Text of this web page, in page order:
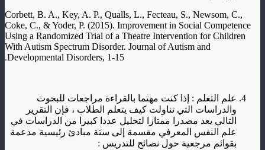
Corbett, B. A., Key, A. P., Qualls, L., Fecteau, S., Newsom, C.,
Coke, C., & Yoder, P. (2015). Improvement in Social Competence
Using a Randomized Trial of a Theatre Intervention for Children
With Autism Spectrum Disorder. Journal of Autism and
Developmental Disorders, 1-15.
علم التعلم : إذا كنت مهتما بالقراءة مراجعات للبحوث
والدراسات التي تناولت كيف يتعلم الطلاب ، فإن التقرير
التالي يعد مصدرا ممتازا لتحليل عددا كبيرا من الدراسات في
علم النفس المعرفي مقسمة إلى ستة مبادئ رئيسية مدعمة
بقوائم مرجعية حول نصائح للتدريس :